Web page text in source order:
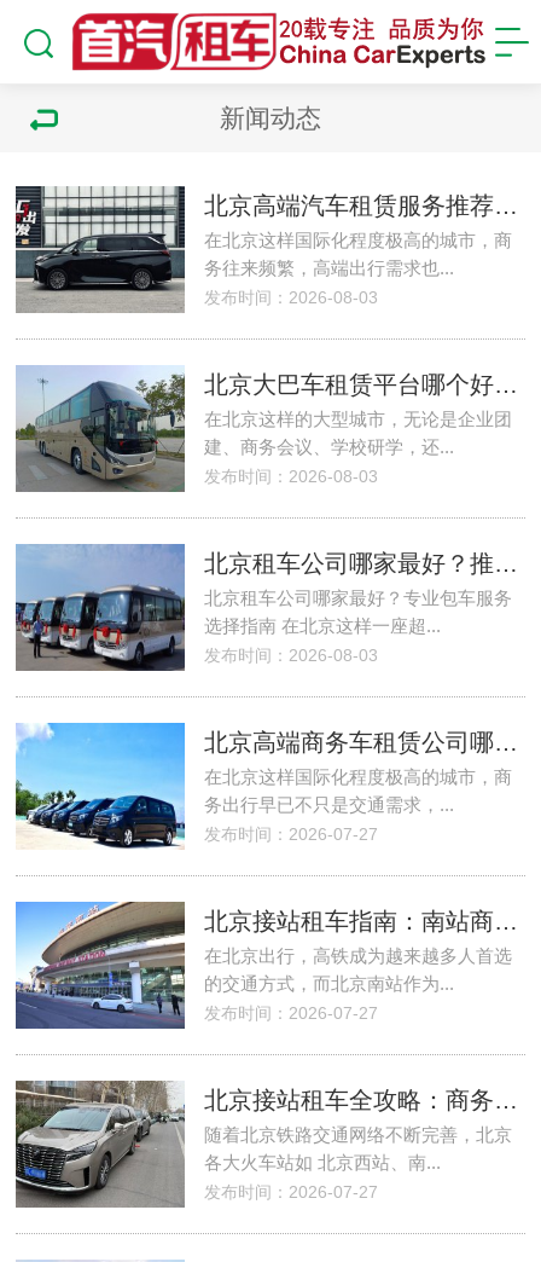
新闻动态
北京高端汽车租赁服务推荐｜商务接待/会议用车/豪华车型包车方案解析
在北京这样国际化程度极高的城市，商
务往来频繁，高端出行需求也...
发布时间：2026-08-03
北京大巴车租赁平台哪个好？企业团建、会议接待首选北京首汽租车公司
在北京这样的大型城市，无论是企业团
建、商务会议、学校研学，还...
发布时间：2026-08-03
北京租车公司哪家最好？推荐北京首汽租车公司
北京租车公司哪家最好？专业包车服务
选择指南 在北京这样一座超...
发布时间：2026-08-03
北京高端商务车租赁公司哪家更专业？商务接待用车服务全面解析
在北京这样国际化程度极高的城市，商
务出行早已不只是交通需求，...
发布时间：2026-07-27
北京接站租车指南：南站商务租车服务优势及车型推荐
在北京出行，高铁成为越来越多人首选
的交通方式，而北京南站作为...
发布时间：2026-07-27
北京接站租车全攻略：商务、团队、旅游出行首选
随着北京铁路交通网络不断完善，北京
各大火车站如 北京西站、南...
发布时间：2026-07-27